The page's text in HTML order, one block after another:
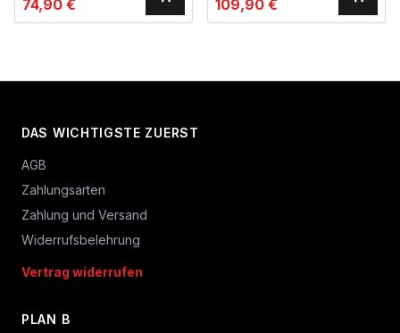
74,90 € 109,90 €
DAS WICHTIGSTE ZUERST
AGB
Zahlungsarten
Zahlung und Versand
Widerrufsbelehrung
Vertrag widerrufen
PLAN B